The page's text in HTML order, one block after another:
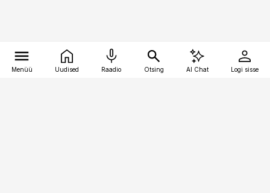
Menüü Uudised Raadio Otsing AI Chat Logi sisse